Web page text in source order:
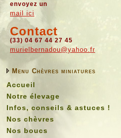
envoyez un
mail ici
Contact
(33) 04 67 44 27 45
murielbernadou@yahoo.fr
Menu Chèvres miniatures
Accueil
Notre élevage
Infos, conseils & astuces !
Nos chèvres
Nos boucs